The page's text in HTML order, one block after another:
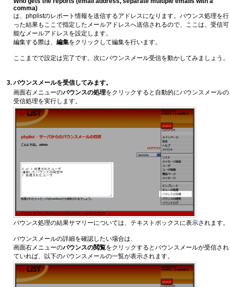
comma)
は、phplistのレポート情報を送信するアドレスになります。バウンス処理を行
った結果もここで指定したメールアドレスへ送信されるので、ここは、受信可
能なメールアドレスを設定します。
編集する際は、 編集をクリックして編集を行います。
ここまでで設定は完了です。次にバウンスメール受信を動かしてみましょう。
バウンスメールを受信してみます。
画面右メニューのバウンスの処理をクリックすると自動的にバウンスメールの
受信処理を実行します。
バウンス処理の結果サマリーについては、テキストボックスに表示されます。
バウンスメールの詳細を確認したい場合は、
画面右メニューのバウンスの閲覧をクリックするとバウンスメールが受信され
ていれば、以下のバウンスメールの一覧が表示されます。